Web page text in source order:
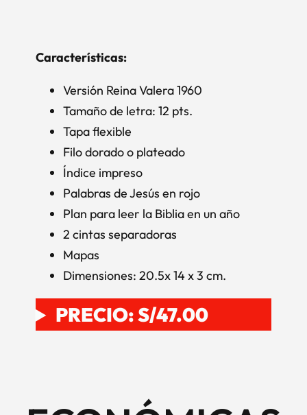
Características:
Versión Reina Valera 1960
Tamaño de letra: 12 pts.
Tapa flexible
Filo dorado o plateado
Índice impreso
Palabras de Jesús en rojo
Plan para leer la Biblia en un año
2 cintas separadoras
Mapas
Dimensiones: 20.5x 14 x 3 cm.
PRECIO: S/47.00